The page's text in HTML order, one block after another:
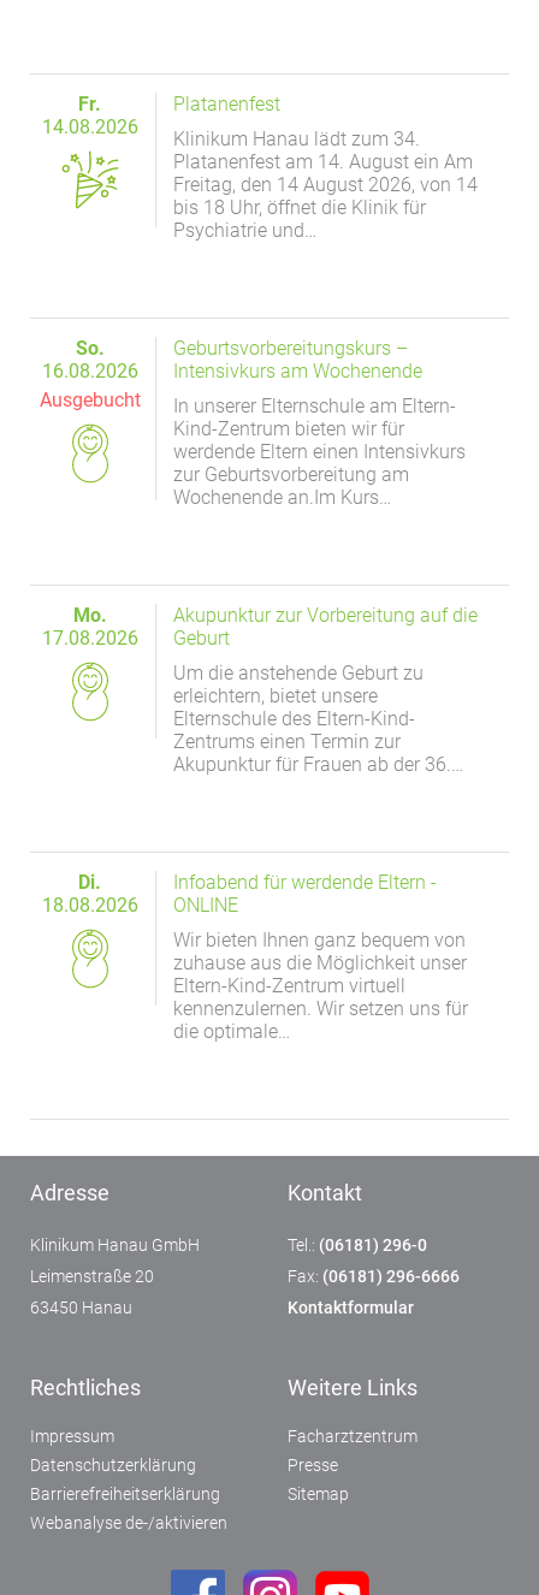
Fr.
14.08.2026
Platanenfest
Klinikum Hanau lädt zum 34.
Platanenfest am 14. August ein Am
Freitag, den 14 August 2026, von 14
bis 18 Uhr, öffnet die Klinik für
Psychiatrie und…
So.
16.08.2026
Ausgebucht
Geburtsvorbereitungskurs –
Intensivkurs am Wochenende
In unserer Elternschule am Eltern-
Kind-Zentrum bieten wir für
werdende Eltern einen Intensivkurs
zur Geburtsvorbereitung am
Wochenende an.Im Kurs…
Mo.
17.08.2026
Akupunktur zur Vorbereitung auf die
Geburt
Um die anstehende Geburt zu
erleichtern, bietet unsere
Elternschule des Eltern-Kind-
Zentrums einen Termin zur
Akupunktur für Frauen ab der 36.…
Di.
18.08.2026
Infoabend für werdende Eltern -
ONLINE
Wir bieten Ihnen ganz bequem von
zuhause aus die Möglichkeit unser
Eltern-Kind-Zentrum virtuell
kennenzulernen. Wir setzen uns für
die optimale…
Adresse
Klinikum Hanau GmbH
Leimenstraße 20
63450 Hanau
Kontakt
Tel.: (06181) 296-0
Fax: (06181) 296-6666
Kontaktformular
Rechtliches
Impressum
Datenschutzerklärung
Barrierefreiheitserklärung
Webanalyse de-/aktivieren
Weitere Links
Facharztzentrum
Presse
Sitemap